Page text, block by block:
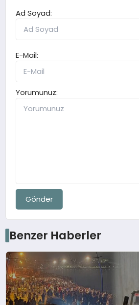
Ad Soyad:
E-Mail:
Yorumunuz:
Gönder
Benzer Haberler